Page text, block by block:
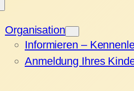
Organisation
Informieren –
Anmeldung Ihres